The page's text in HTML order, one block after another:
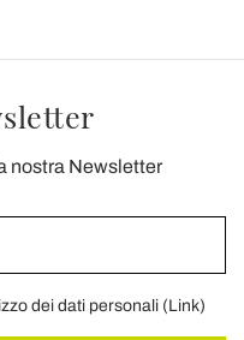
nostra Newsletter
dei dati personali (Link)